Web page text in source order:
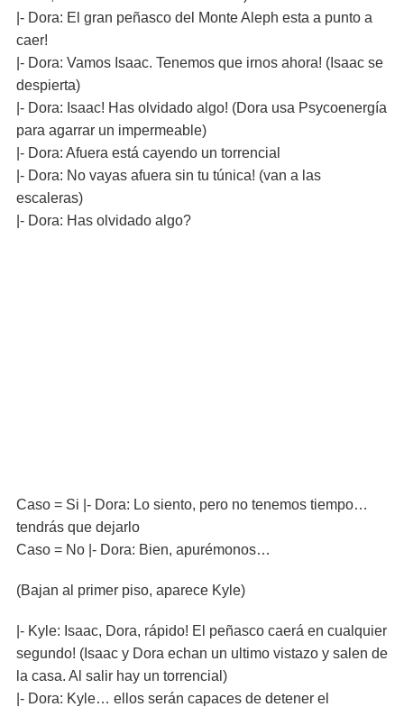
|- Dora: El gran peñasco del Monte Aleph esta a punto a
caer!
|- Dora: Vamos Isaac. Tenemos que irnos ahora! (Isaac se
despierta)
|- Dora: Isaac! Has olvidado algo! (Dora usa Psycoenergía
para agarrar un impermeable)
|- Dora: Afuera está cayendo un torrencial
|- Dora: No vayas afuera sin tu túnica! (van a las
escaleras)
|- Dora: Has olvidado algo?
Caso = Si |- Dora: Lo siento, pero no tenemos tiempo…
tendrás que dejarlo
Caso = No |- Dora: Bien, apurémonos…
(Bajan al primer piso, aparece Kyle)
|- Kyle: Isaac, Dora, rápido! El peñasco caerá en cualquier
segundo! (Isaac y Dora echan un ultimo vistazo y salen de
la casa. Al salir hay un torrencial)
|- Dora: Kyle… ellos serán capaces de detener el